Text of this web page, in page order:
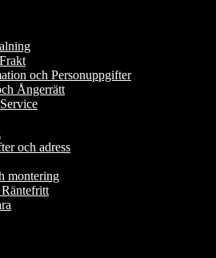
och Personuppgifter
Ångerrätt
och adress
montering